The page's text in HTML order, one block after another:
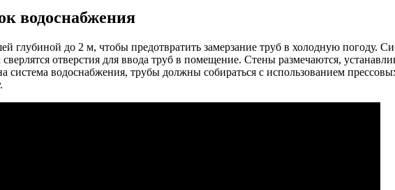
водоснабжения
глубиной до 2 м, чтобы предотвратить замерзание труб в холодную погоду.
отверстия для ввода труб в помещение. Стены размечаются,
система водоснабжения, трубы должны собираться с использованием